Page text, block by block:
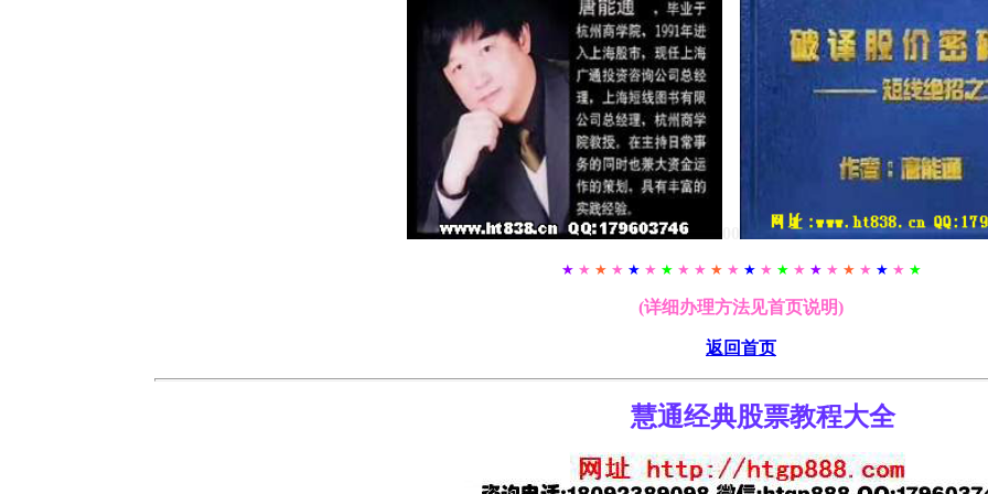
★ ★ ★ ★ ★ ★ ★ ★ ★ ★ ★ ★ ★ ★ ★ ★ ★ ★ ★ ★ ★ ★
(详细办理方法见首页说明)
返回首页
慧通经典股票教程大全